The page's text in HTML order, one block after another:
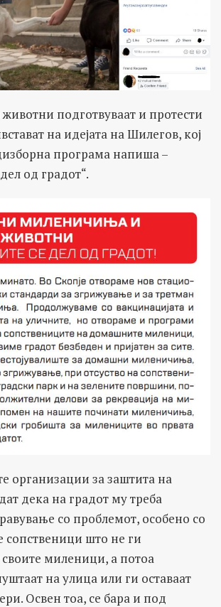
подготвуваат и протести
на идејата на Шилегов, кој
програма напиша –
од градот“.
организации за заштита на
дека на градот му треба
со проблемот, особено со
сопственици што не ги
своите миленици, а потоа
на улица или ги оставаат
Освен тоа, се бара и под